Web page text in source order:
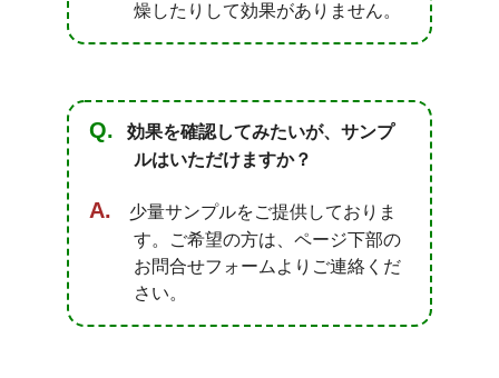
燥したりして効果がありません。
効果を確認してみたいが、サンプ
ルはいただけますか？
少量サンプルをご提供しておりま
す。ご希望の方は、ページ下部の
お問合せフォームよりご連絡くだ
さい。